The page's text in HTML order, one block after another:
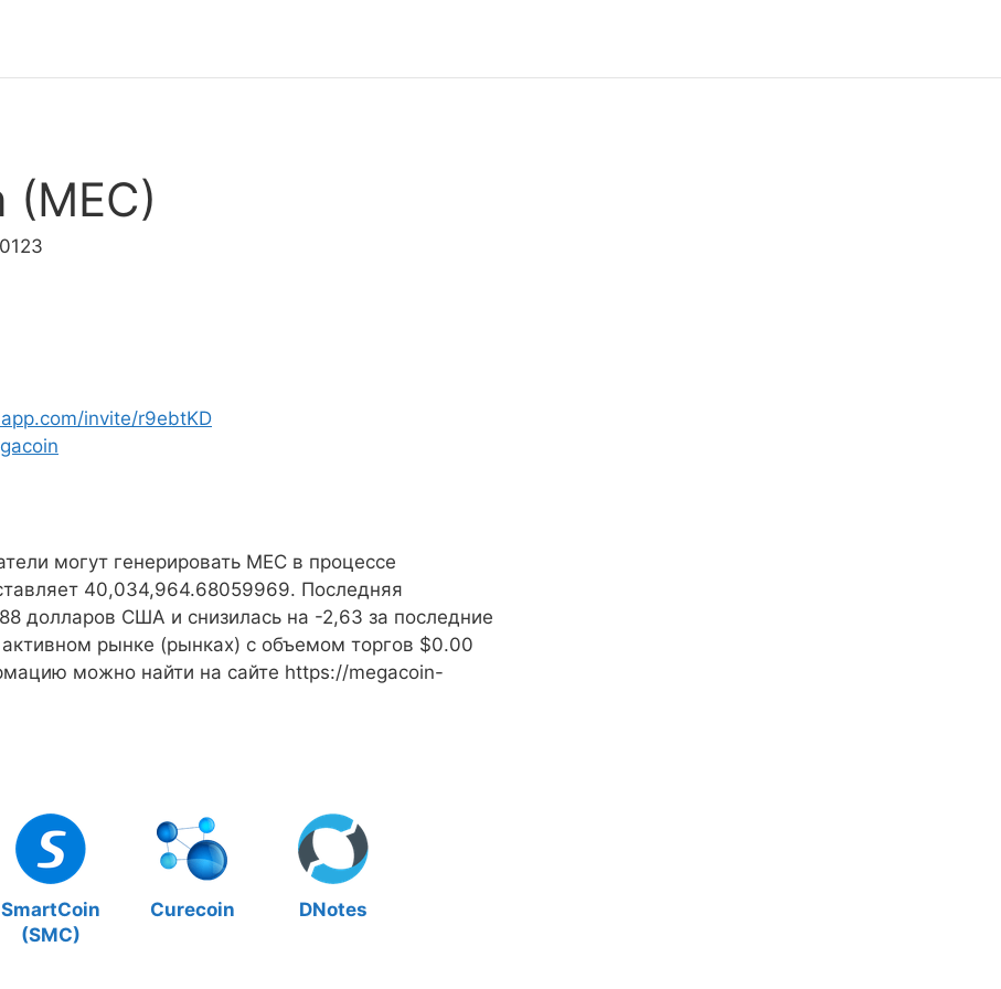
(MEC)
invite/r9ebtKD
могут генерировать MEC в процессе
40,034,964.68059969. Последняя
долларов США и снизилась на -2,63 за последние
рынке (рынках) с объемом торгов $0.00
можно найти на сайте https://megacoin-
SmartCoin
(SMC)
Curecoin DNotes